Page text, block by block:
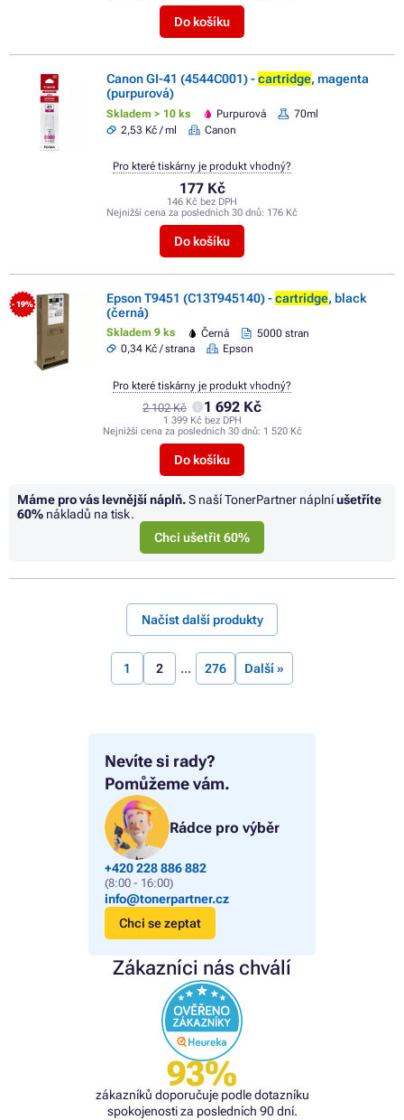
Nevíte si rady?
Pomůžeme vám.
Rádce pro výběr
+420 228 886 882
(8:00 - 16:00)
info@tonerpartner.cz
Chci se zeptat
Zákazníci nás chválí
93%
zákazníků doporučuje podle dotazníku
spokojenosti za posledních 90 dní.
Do košíku
Canon GI-41 (4544C001) -cartridge, magenta
(purpurová)
Skladem > 10 ks Purpurová
70ml
2,53 Kč / ml
Canon
177 Kč
146 Kč bez DPH
Nejnižší cena za posledních 30 dnů: 176 Kč
Do košíku
Pro které tiskárny je produkt vhodný?
- 19% Epson T9451 (C13T945140) -cartridge, black
(černá)
Skladem 9 ks Černá
5000 stran
0,34 Kč / strana
Epson
2 102 Kč 1 692 Kč
1 399 Kč bez DPH
Nejnižší cena za posledních 30 dnů: 1 520 Kč
Do košíku
Pro které tiskárny je produkt vhodný?
Máme pro vás levnější náplň.S naší TonerPartner náplníušetříte
60% nákladů na tisk.
Chci ušetřit 60%
Načíst další produkty
1 2 276 Další »